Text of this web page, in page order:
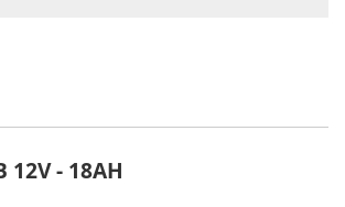
12V - 18AH